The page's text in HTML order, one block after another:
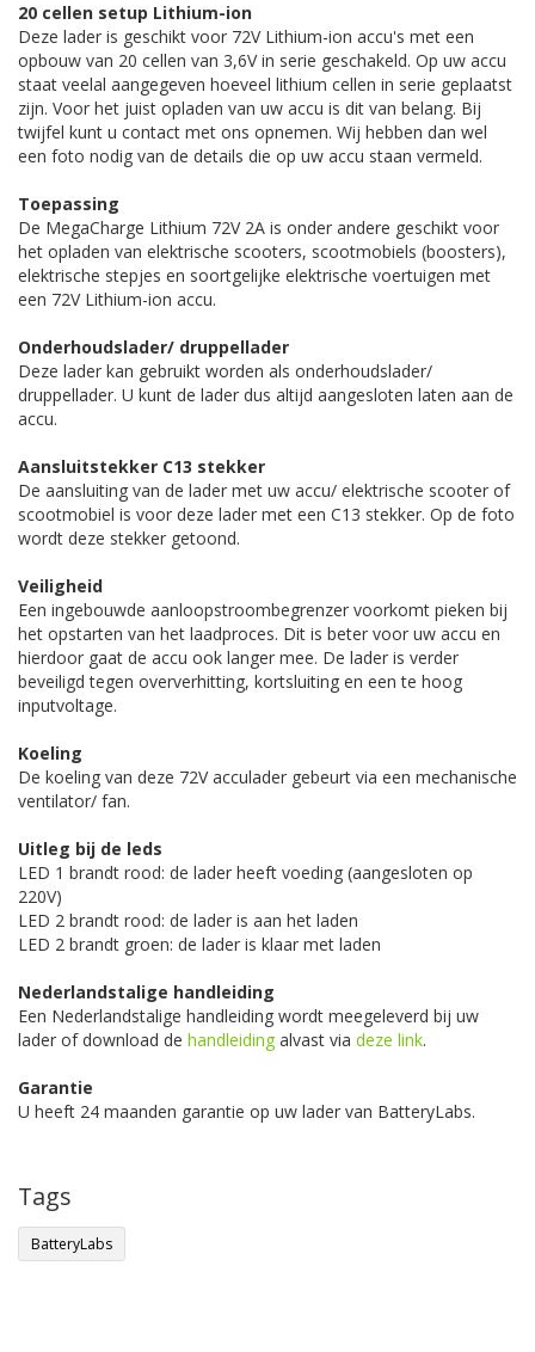
20 cellen setup Lithium-ion
Deze lader is geschikt voor 72V Lithium-ion accu's met een
opbouw van 20 cellen van 3,6V in serie geschakeld. Op uw accu
staat veelal aangegeven hoeveel lithium cellen in serie geplaatst
zijn. Voor het juist opladen van uw accu is dit van belang. Bij
twijfel kunt u contact met ons opnemen. Wij hebben dan wel
een foto nodig van de details die op uw accu staan vermeld.
Toepassing
De MegaCharge Lithium 72V 2A is onder andere geschikt voor
het opladen van elektrische scooters, scootmobiels (boosters),
elektrische stepjes en soortgelijke elektrische voertuigen met
een 72V Lithium-ion accu.
Onderhoudslader/ druppellader
Deze lader kan gebruikt worden als onderhoudslader/
druppellader. U kunt de lader dus altijd aangesloten laten aan de
accu.
Aansluitstekker C13 stekker
De aansluiting van de lader met uw accu/ elektrische scooter of
scootmobiel is voor deze lader met een C13 stekker. Op de foto
wordt deze stekker getoond.
Veiligheid
Een ingebouwde aanloopstroombegrenzer voorkomt pieken bij
het opstarten van het laadproces. Dit is beter voor uw accu en
hierdoor gaat de accu ook langer mee. De lader is verder
beveiligd tegen oververhitting, kortsluiting en een te hoog
inputvoltage.
Koeling
De koeling van deze 72V acculader gebeurt via een mechanische
ventilator/ fan.
Uitleg bij de leds
LED 1 brandt rood: de lader heeft voeding (aangesloten op
220V)
LED 2 brandt rood: de lader is aan het laden
LED 2 brandt groen: de lader is klaar met laden
Nederlandstalige handleiding
Een Nederlandstalige handleiding wordt meegeleverd bij uw
lader of download de handleiding alvast via deze link.
Garantie
U heeft 24 maanden garantie op uw lader van BatteryLabs.
Tags
BatteryLabs